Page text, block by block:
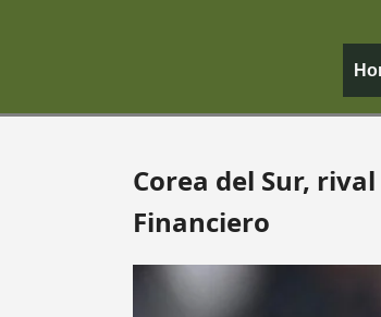
Corea del Sur,
Financiero